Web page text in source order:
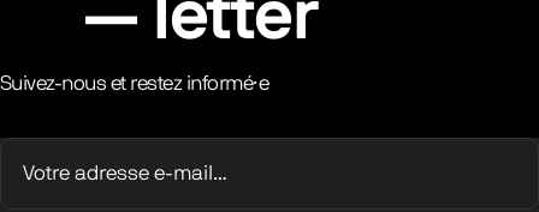
letter
Suivez-nous et restez informé·e